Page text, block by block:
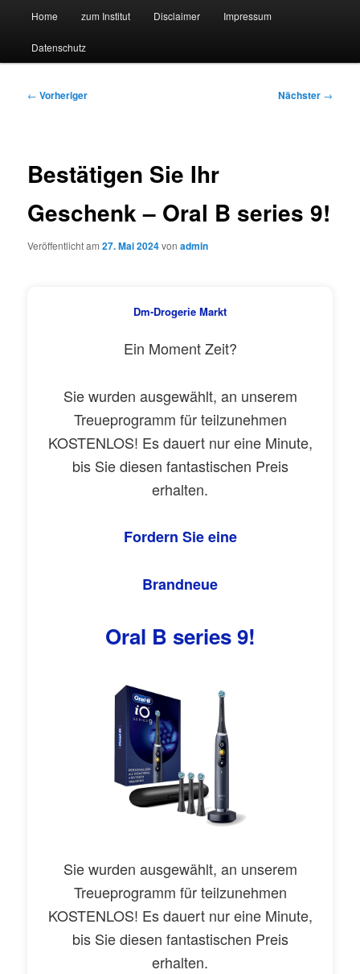
Suchmaschine Forschung und
Technologie
Zum
primären
Zum
sekundären
Home zum Institut Disclaimer Impressum
Datenschutz
Beitragsnavigation
← Vorheriger Nächster →
Bestätigen Sie Ihr
Geschenk – Oral B series 9!
Veröffentlicht am27. Mai 2024vonadmin
Dm-Drogerie Markt
Ein Moment Zeit?
Sie wurden ausgewählt, an unserem
Treueprogramm für teilzunehmen
KOSTENLOS! Es dauert nur eine Minute,
bis Sie diesen fantastischen Preis
erhalten.
Fordern Sie eine
Brandneue
Oral B series 9!
Sie wurden ausgewählt, an unserem
Treueprogramm für teilzunehmen
KOSTENLOS! Es dauert nur eine Minute,
bis Sie diesen fantastischen Preis
erhalten.